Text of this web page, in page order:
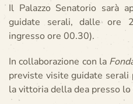
Il Palazzo Senatorio sarà
guidate serali, dalle ore
ingresso ore 00.30).
In collaborazione con la
previste visite guidate serali
la vittoria della dea presso